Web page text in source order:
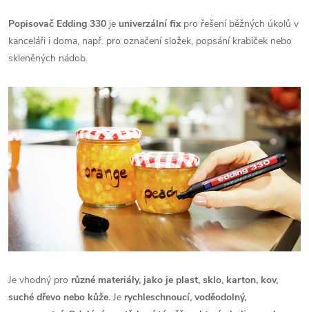
Popisovač Edding 330 je univerzální fixpro řešení běžných úkolů v
kanceláři i doma, např. pro označení složek, popsání krabiček nebo
skleněných nádob.
Je vhodný pro různé materiály, jako je plast, sklo, karton, kov,
suché dřevo nebo kůže. Je rychleschnoucí, voděodolný,